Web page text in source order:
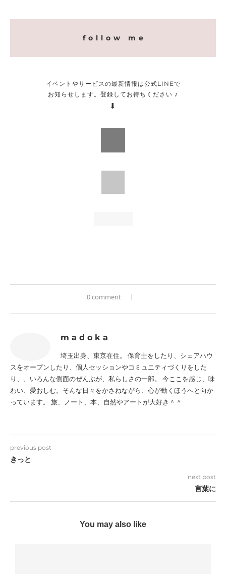
f o l l o w m e
イベントやサービスの最新情報は公式LINEで
お知らせします。登録してお待ちください ♪
⬇︎
0 comment
m a d o k a
埼玉出身、東京在住。 保育士をしたり、シェアハウ
スをオープンしたり、個人セッションやコミュニティづくりをした
り、、いろんな側面のぜんぶが、私らしさの一部。 今ここを感じ、味
わい、愛おしむ。そんな日々をかさねながら、心が動くほうへと向か
っています。 旅、ノート、本、自然やアートが大好き＾＾
previous post
きっと
next post
言葉に
You may also like